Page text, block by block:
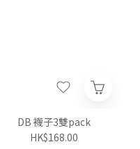
DB 襪子3雙pack
HK$168.00